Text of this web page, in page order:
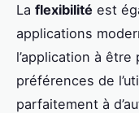
La flexibilité est
applications
l’application à
préférences de
parfaitement à